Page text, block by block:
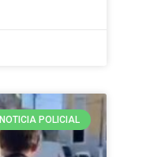
NOTICIA POLICIAL